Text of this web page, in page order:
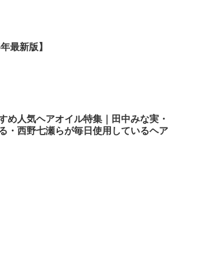
最新版】
め人気ヘアオイル特集｜田中みな実・
・西野七瀬らが毎日使用しているヘア